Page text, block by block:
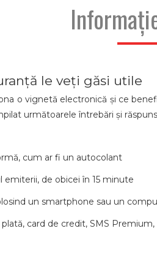
le veți găsi utile
o vignetă electronică și ce
următoarele întrebări și
cum ar fi un autocolant
de obicei în 15 minute
un smartphone sau un
card de credit, SMS Premium,